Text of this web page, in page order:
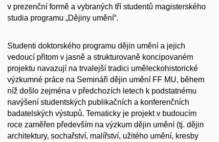
v prezenční formě a vybraných tří studentů magisterského
studia programu „Dějiny umění“.
Studenti doktorského programu dějin umění a jejich
vedoucí přitom v jasně a strukturovaně koncipovaném
projektu navazují na trvalejší tradici uměleckohistorické
výzkumné práce na Semináři dějin umění FF MU, během
níž došlo zejména v předchozích letech k podstatnému
navýšení studentských publikačních a konferenčních
badatelských výstupů. Tematicky je projekt v budoucím
roce zaměřen především na výzkum dějin umění (tj. dějin
architektury, sochařství, malířství, užitého umění, kresby